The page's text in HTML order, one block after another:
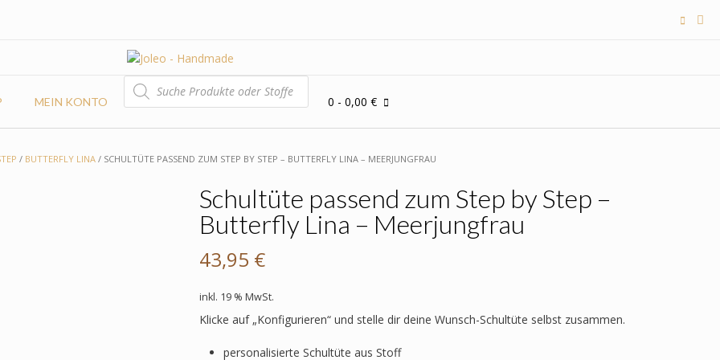
MEIN KONTO
PRODUCTS
SEARCH
0 - 0,00 €
/ BUTTERFLY LINA / SCHULTÜTE PASSEND ZUM STEP BY STEP – BUTTERFLY LINA – MEERJUNGFRAU
Schultüte passend zum Step by Step –
Butterfly Lina – Meerjungfrau
43,95 €
inkl. 19 % MwSt.
Klicke auf „Konfigurieren“ und stelle dir deine Wunsch-Schultüte selbst zusammen.
personalisierte Schultüte aus Stoff